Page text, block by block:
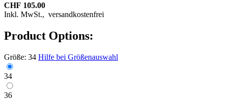
CHF 105.00
Inkl. MwSt., versandkostenfrei
Product Options:
Größe: 34 Hilfe bei Größenauswahl
34
36